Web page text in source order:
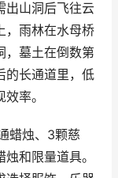
出山洞后飞往云
，雨林在水母桥
，墓土在倒数第
的长通道里，低
率。
蜡烛、3颗慈
和限量道具。